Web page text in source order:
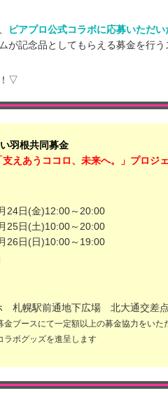
ピアプロ公式コラボに応募いただい
が記念品としてもらえる募金を行
▽
羽根共同募金
支えあうココロ、未来へ。」プロジ
24日(金)12:00～20:00
25日(土)10:00～20:00
26日(日)10:00～19:00
札幌駅前通地下広場 北大通交差点
ブースにて一定額以上の募金協力をいた
ラボグッズを進呈します